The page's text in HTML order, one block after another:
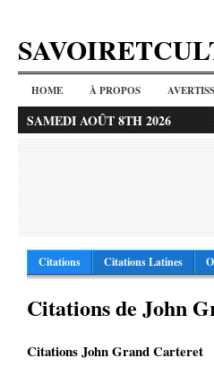
HOME À PROPOS
SAMEDI AOÛT 8TH 2026
Citations Citations Latines
Citations de John
Citations John Grand Carteret